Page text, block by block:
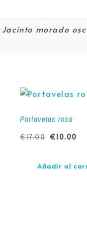
morado
Portavelas rosa
€17.00 € 10.00
Añadir al